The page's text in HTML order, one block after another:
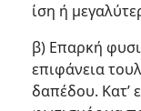
ίση ή
β) Επαρκή
επιφάνεια
δαπέδου. Κατ’